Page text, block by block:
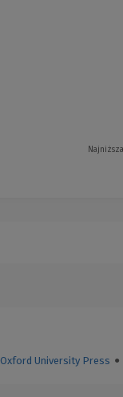
Oxford University Press ●